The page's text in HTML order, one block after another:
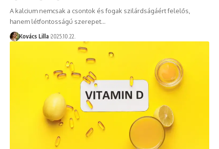
A kalcium nemcsak a csontok és fogak szilárdságáért felelős,
hanem létfontosságú szerepet…
Kovács Lilla 2025.10.22.